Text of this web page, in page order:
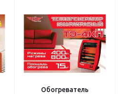
Обогреватель